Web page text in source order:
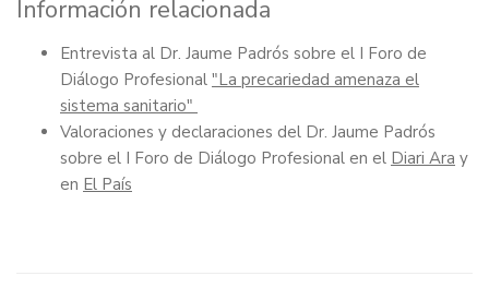
Información relacionada
Entrevista al Dr. Jaume Padrós sobre el I Foro de
Diálogo Profesional "La precariedad amenaza el
sistema sanitario"
Valoraciones y declaraciones del Dr. Jaume Padrós
sobre el I Foro de Diálogo Profesional en el Diari Ara y
en El País